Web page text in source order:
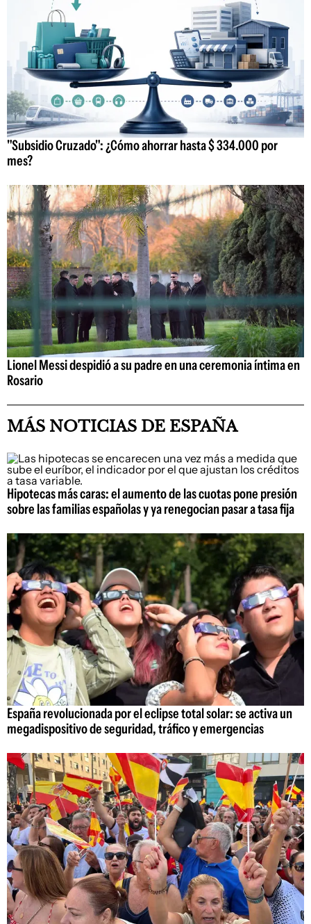
"Subsidio Cruzado": ¿Cómo ahorrar hasta $ 334.000 por
mes?
Lionel Messi despidió a su padre en una ceremonia íntima en
Rosario
MÁS NOTICIAS DE ESPAÑA
Hipotecas más caras: el aumento de las cuotas pone presión
sobre las familias españolas y ya renegocian pasar a tasa fija
España revolucionada por el eclipse total solar: se activa un
megadispositivo de seguridad, tráfico y emergencias